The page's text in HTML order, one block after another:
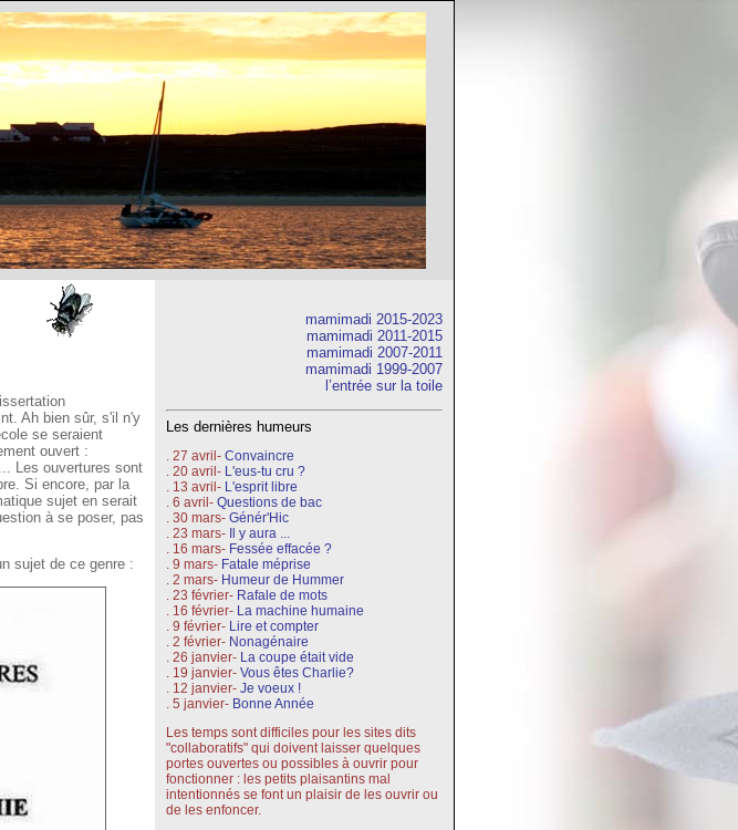
mamimadi 2015-2023
mamimadi 2011-2015
mamimadi 2007-2011
mamimadi 1999-2007
l’entrée sur la toile
Les dernières humeurs
. 27 avril- Convaincre
. 20 avril- L'eus-tu cru ?
. 13 avril- L'esprit libre
. 6 avril- Questions de bac
. 30 mars- Génér'Hic
. 23 mars-
Il y aura ...
. 16 mars- Fessée effacée ?
. 9 mars- Fatale méprise
. 2 mars- Humeur de Hummer
. 23 février- Rafale de mots
. 16 février- La machine humaine
. 9 février- Lire et compter
. 2 février- Nonagénaire
. 26 janvier- La coupe était vide
. 19 janvier- Vous êtes Charlie?
. 12 janvier- Je voeux !
. 5 janvier- Bonne Année
Les temps sont difficiles pour les sites dits
"collaboratifs" qui doivent laisser quelques
portes ouvertes ou possibles à ouvrir pour
fonctionner : les petits plaisantins mal
intentionnés se font un plaisir de les ouvrir ou
de les enfoncer.
Ah bien sûr, s'il n'y
se seraient
ouvert :
Les ouvertures sont
Si encore, par la
sujet en serait
à se poser, pas
sujet de ce genre :